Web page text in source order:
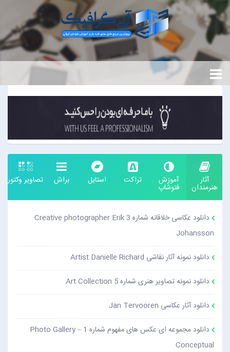
آثار
هنرمندان
آموزش
فتوشاپ
تراکت استایل براش تصاویر وکتور
دانلود عکاسی خلاقانه شماره 3 Creative photographer Erik
Johansson
دانلود نمونه آثار نقاشی Artist Danielle Richard
دانلود نمونه تصاویر هنری شماره 5 Art Collection
دانلود آثار عکاسی Jan Tervooren
دانلود مجموعه ای عکس های مفهوم شماره 1 Photo Gallery –
Conceptual